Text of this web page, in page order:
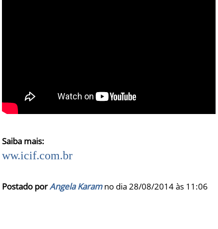
Saiba mais:
ww.icif.com.br
Postado porAngela Karamno dia 28/08/2014 às 11:06